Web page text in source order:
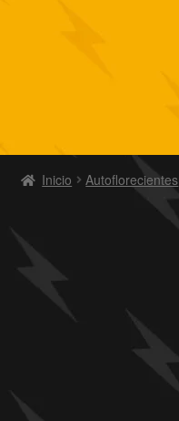
Inicio Autoflorecientes